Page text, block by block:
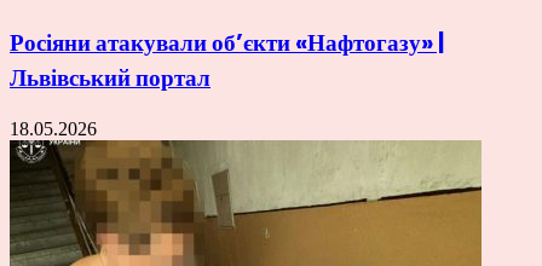
Росіяни атакували об’єкти «Нафтогазу» |
Львівський портал
18.05.2026